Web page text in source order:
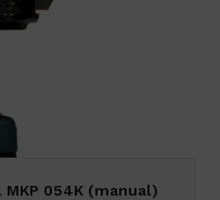
054K (manual)